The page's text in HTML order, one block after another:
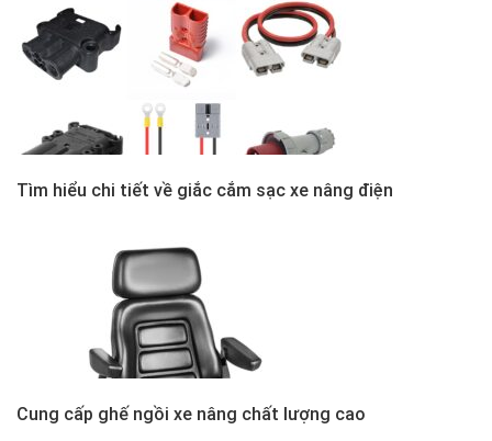
Tìm hiểu chi tiết về giắc cắm sạc xe nâng điện
Cung cấp ghế ngồi xe nâng chất lượng cao